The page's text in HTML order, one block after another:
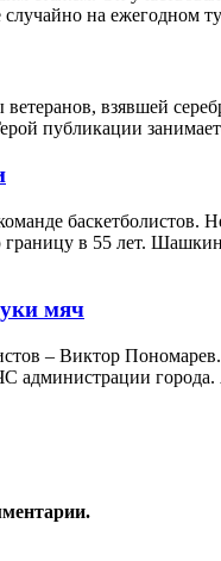
на ежегодном
взявшей
публикации
баскетболистов.
в 55 лет.
мяч
– Виктор
города.